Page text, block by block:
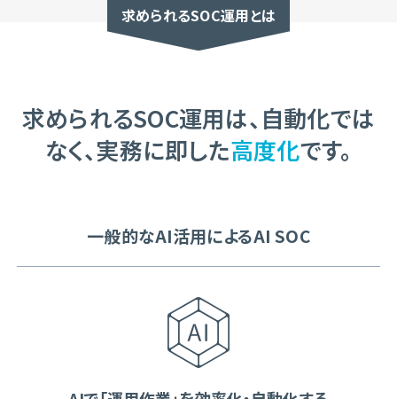
求められるSOC運用とは
求められるSOC運用は、自動化では
なく、実務に即した高度化です。
一般的なAI活用によるAI SOC